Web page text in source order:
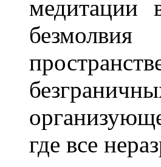
медитации
где все